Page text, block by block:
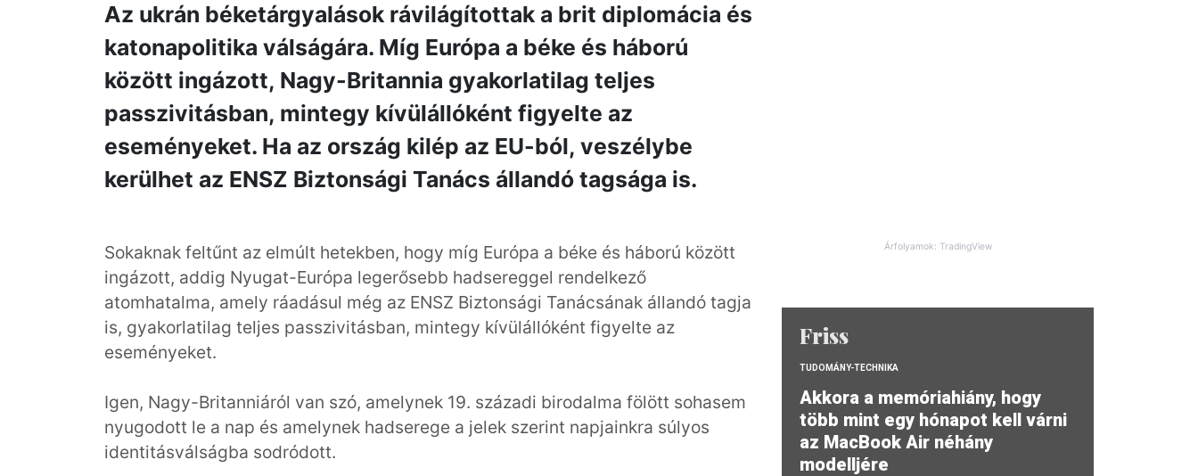
Az ukrán béketárgyalások rávilágítottak a brit diplomácia és
katonapolitika válságára. Míg Európa a béke és háború
között ingázott, Nagy-Britannia gyakorlatilag teljes
passzivitásban, mintegy kívülállóként figyelte az
eseményeket. Ha az ország kilép az EU-ból, veszélybe
kerülhet az ENSZ Biztonsági Tanács állandó tagsága is.
Sokaknak feltűnt az elmúlt hetekben, hogy míg Európa a béke és háború között
ingázott, addig Nyugat-Európa legerősebb hadsereggel rendelkező
atomhatalma, amely ráadásul még az ENSZ Biztonsági Tanácsának állandó tagja
is, gyakorlatilag teljes passzivitásban, mintegy kívülállóként figyelte az
eseményeket.
Igen, Nagy-Britanniáról van szó, amelynek 19. századi birodalma fölött sohasem
nyugodott le a nap és amelynek hadserege a jelek szerint napjainkra súlyos
identitásválságba sodródott.
Árfolyamok: TradingView
Friss
TUDOMÁNY-TECHNIKA
Akkora a memóriahiány, hogy
több mint egy hónapot kell várni
az MacBook Air néhány
modelljére